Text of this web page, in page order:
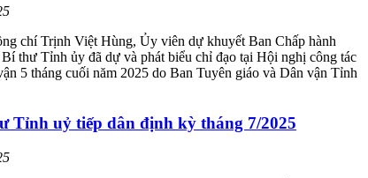
chí Trịnh Việt Hùng, Ủy viên dự khuyết Ban Chấp hành
thư Tỉnh ủy đã dự và phát biểu chỉ đạo tại Hội nghị công tác
5 tháng cuối năm 2025 do Ban Tuyên giáo và Dân vận Tỉnh
Tỉnh uỷ tiếp dân định kỳ tháng 7/2025